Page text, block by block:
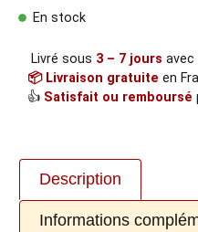
En stock
Livré sous 3 – 7 jours avec
📦 Livraison gratuite en
👍 Satisfait ou remboursé
Description
Informations